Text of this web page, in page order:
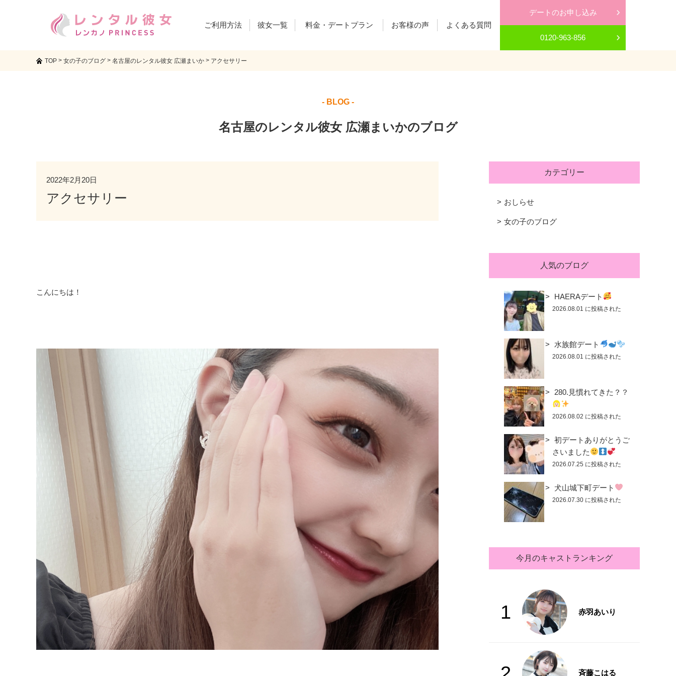
ご利用方法 彼女一覧 料金・デートプラン お客様の声 よくある質問
デートのお申し込み
0120-963-856
TOP > 女の子のブログ > 名古屋のレンタル彼女 広瀬まいか > アクセサリー
- BLOG -
名古屋のレンタル彼女 広瀬まいかのブログ
2022年2月20日
アクセサリー
こんにちは！
カテゴリー
おしらせ
女の子のブログ
人気のブログ
HAERAデート
2026.08.01 に投稿された
水族館デート
2026.08.01 に投稿された
280.見慣れてきた？？
2026.08.02 に投稿された
初デートありがとうご
さいました
2026.07.25 に投稿された
犬山城下町デート
2026.07.30 に投稿された
今月のキャストランキング
1 赤羽あいり
斉藤こはる